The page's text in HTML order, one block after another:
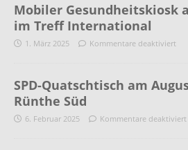
Mobiler Gesundheitskiosk
im Treff International
1. März 2025 Kommentare deaktiviert
SPD-Quatschtisch am
Rünthe Süd
6. Februar 2025 Kommentare deaktiviert